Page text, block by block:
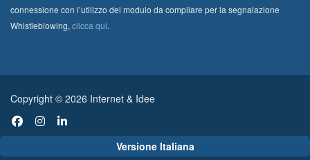
connessione con l’utilizzo del modulo da compilare per la segnalazione
Whistleblowing, clicca qui.
Copyright © 2026 Internet & Idee
Versione Italiana